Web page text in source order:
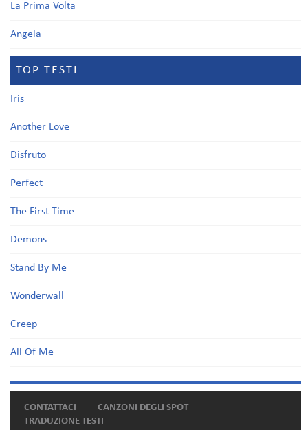
La Prima Volta
Angela
TOP TESTI
Iris
Another Love
Disfruto
Perfect
The First Time
Demons
Stand By Me
Wonderwall
Creep
All Of Me
CONTATTACI
CANZONI DEGLI SPOT
TRADUZIONE TESTI